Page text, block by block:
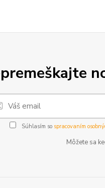
Súhlasím so spracovaním
Môžete sa